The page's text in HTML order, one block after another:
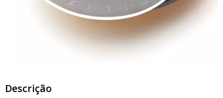
Descrição